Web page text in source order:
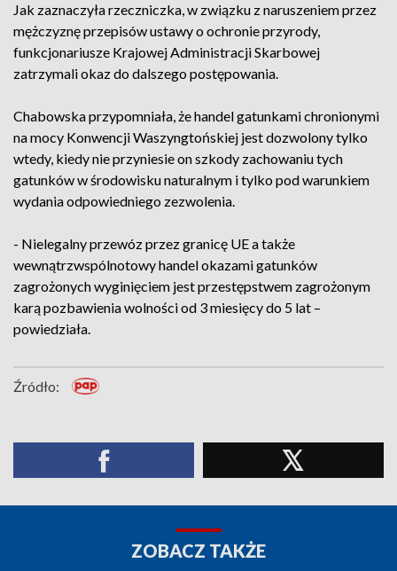
Jak zaznaczyła rzeczniczka, w związku z naruszeniem przez
mężczyznę przepisów ustawy o ochronie przyrody,
funkcjonariusze Krajowej Administracji Skarbowej
zatrzymali okaz do dalszego postępowania.
Chabowska przypomniała, że handel gatunkami chronionymi
na mocy Konwencji Waszyngtońskiej jest dozwolony tylko
wtedy, kiedy nie przyniesie on szkody zachowaniu tych
gatunków w środowisku naturalnym i tylko pod warunkiem
wydania odpowiedniego zezwolenia.
- Nielegalny przewóz przez granicę UE a także
wewnątrzwspólnotowy handel okazami gatunków
zagrożonych wyginięciem jest przestępstwem zagrożonym
karą pozbawienia wolności od 3 miesięcy do 5 lat –
powiedziała.
Źródło:
ZOBACZ TAKŻE